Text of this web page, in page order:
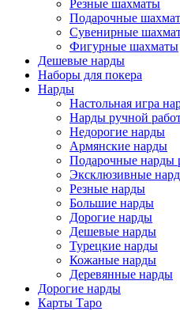
Резные шахматы
Подарочные
Сувенирные
Фигурные шахматы
Дешевые нарды
Наборы для покера
Нарды
Настольная игра
Нарды ручной
Недорогие нарды
Армянские нарды
Подарочные нарды
Эксклюзивные
Резные нарды
Большие нарды
Дорогие нарды
Дешевые нарды
Турецкие нарды
Кожаные нарды
Деревянные нарды
Дорогие нарды
Карты Таро